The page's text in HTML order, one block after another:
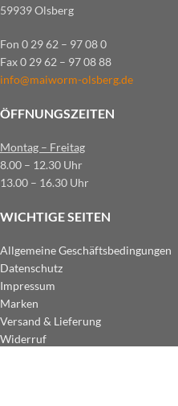
59939 Olsberg
Fon 0 29 62 – 97 08 0
Fax 0 29 62 – 97 08 88
info@maiworm-olsberg.de
ÖFFNUNGSZEITEN
Montag – Freitag
8.00 – 12.30 Uhr
13.00 – 16.30 Uhr
WICHTIGE SEITEN
Allgemeine Geschäftsbedingungen
Datenschutz
Impressum
Marken
Versand & Lieferung
Widerruf